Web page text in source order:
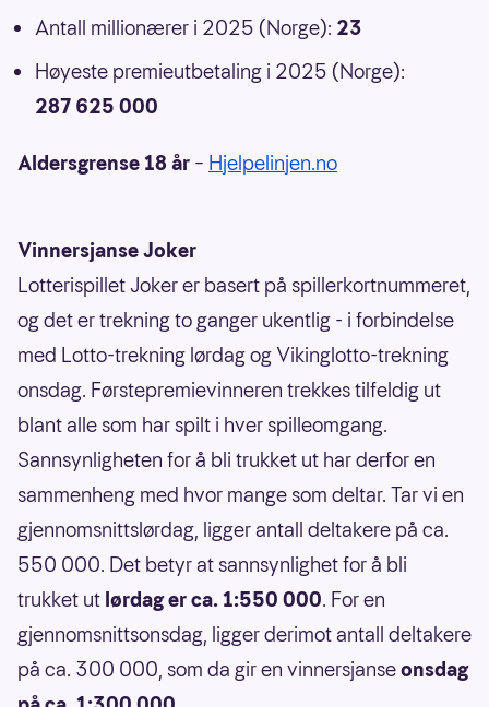
Antall millionærer i 2025 (Norge): 23
Høyeste premieutbetaling i 2025 (Norge):
287 625 000
Aldersgrense 18 år – Hjelpelinjen.no
Vinnersjanse Joker
Lotterispillet Joker er basert på spillerkortnummeret,
og det er trekning to ganger ukentlig - i forbindelse
med Lotto-trekning lørdag og Vikinglotto-trekning
onsdag. Førstepremievinneren trekkes tilfeldig ut
blant alle som har spilt i hver spilleomgang.
Sannsynligheten for å bli trukket ut har derfor en
sammenheng med hvor mange som deltar. Tar vi en
gjennomsnittslørdag, ligger antall deltakere på ca.
550 000. Det betyr at sannsynlighet for å bli
trukket ut lørdag er ca. 1:550 000. For en
gjennomsnittsonsdag, ligger derimot antall deltakere
på ca. 300 000, som da gir en vinnersjanseonsdag